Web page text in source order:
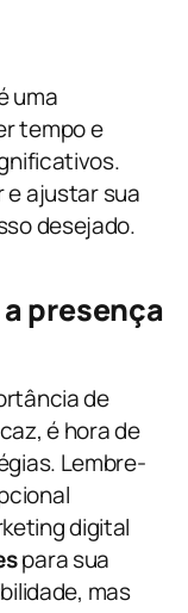
uma
tempo e
e ajustar sua
desejado.
presença
de
é hora de
Lembre-
digital
para sua
mas